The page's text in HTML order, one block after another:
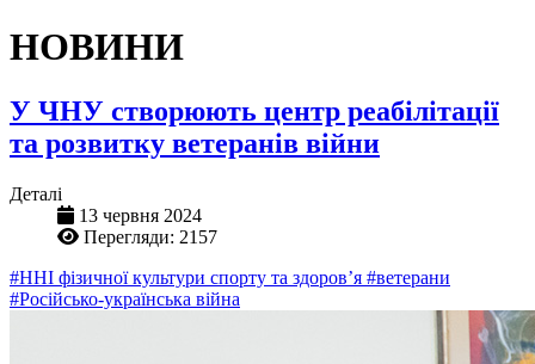
НОВИНИ
У ЧНУ створюють центр реабілітації
та розвитку ветеранів війни
Деталі
13 червня 2024
Перегляди: 2157
#ННІ фізичної культури спорту та здоров’я #ветерани
#Російсько-українська війна